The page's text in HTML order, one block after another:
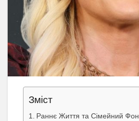
Зміст
Раннє Життя та Сімейний Фон